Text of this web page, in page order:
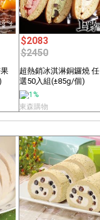
$2083
$2450
超熱銷冰淇淋銅鑼燒 任
選50入組(±85g/個)
1%
東森購物